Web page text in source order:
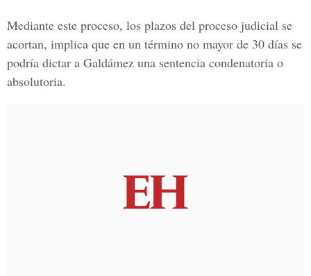
Mediante este proceso, los plazos del proceso judicial se
acortan, implica que en un término no mayor de 30 días se
podría dictar a Galdámez una sentencia condenatoria o
absolutoria.